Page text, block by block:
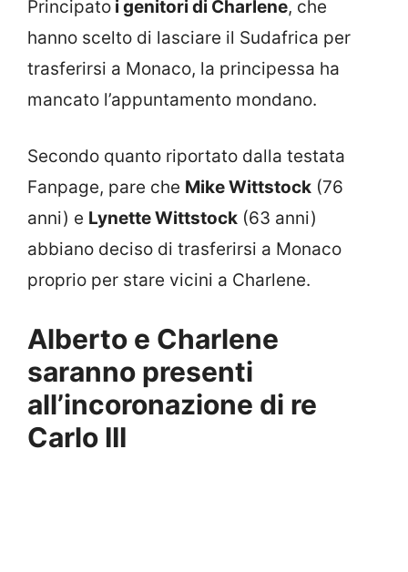
Principato i genitori di Charlene, che
hanno scelto di lasciare il Sudafrica per
trasferirsi a Monaco, la principessa ha
mancato l’appuntamento mondano.
Secondo quanto riportato dalla testata
Fanpage, pare che Mike Wittstock (76
anni) e Lynette Wittstock (63 anni)
abbiano deciso di trasferirsi a Monaco
proprio per stare vicini a Charlene.
Alberto e Charlene
saranno presenti
all’incoronazione di re
Carlo III